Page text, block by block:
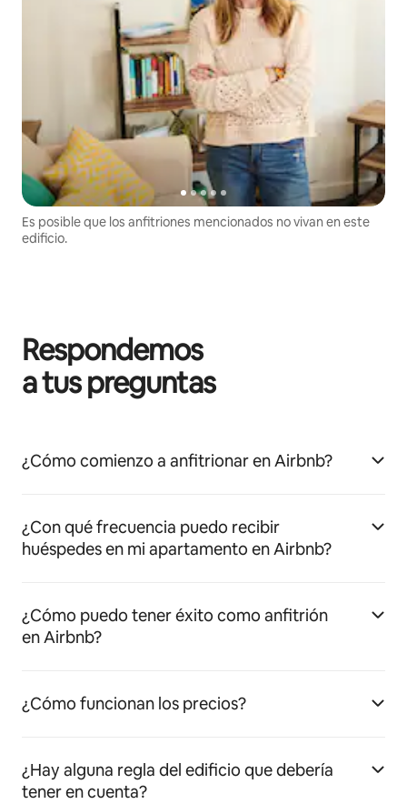
Es posible que los anfitriones mencionados no vivan en este
edificio.
Respondemos
a tus preguntas
¿Cómo comienzo a anfitrionar en Airbnb?
¿Con qué frecuencia puedo recibir
huéspedes en mi apartamento en Airbnb?
¿Cómo puedo tener éxito como anfitrión
en Airbnb?
¿Cómo funcionan los precios?
¿Hay alguna regla del edificio que debería
tener en cuenta?